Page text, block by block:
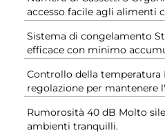
accesso facile agli alimenti
Sistema di congelamento
efficace con minimo
Controllo della temperatura
regolazione per mantenere
Rumorosità 40 dB Molto
ambienti tranquilli.